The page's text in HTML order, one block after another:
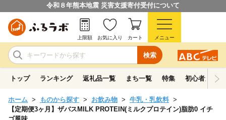
令和８年熊本地震 災害支援寄付受付について
検索
上限額 お気に入り カート メニュー
トップ ランキング 返礼品一覧 まち一覧 特集 初心者ガイド
ホーム ものから探す お飲み物
牛乳・乳飲料
【定期便3ヶ月】ザバスMILK PROTEIN(ミルクプロテイン)脂肪0 イチ